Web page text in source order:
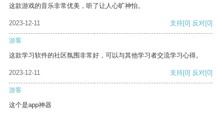
这款游戏的音乐非常优美，听了让人心旷神怡。
2023-12-11 支持[0] 反对[0]
游客
这款学习软件的社区氛围非常好，可以与其他学习者交流学习心得。
2023-12-11 支持[0] 反对[0]
游客
这个是app神器